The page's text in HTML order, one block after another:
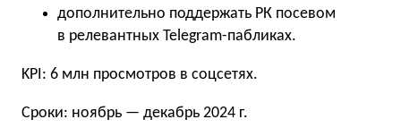
дополнительно поддержать РК посевом
в релевантных Telegram-пабликах.
KPI: 6 млн просмотров в соцсетях.
Сроки: ноябрь — декабрь 2024 г.